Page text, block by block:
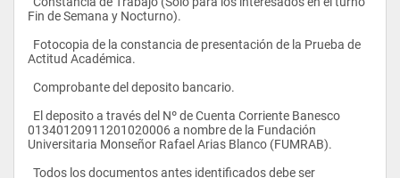
Fin de Semana y Nocturno).
Actitud Académica.
  Comprobante del deposito bancario.
01340120911201020006 a nombre de la Fundación
Universitaria Monseñor Rafael Arias Blanco (FUMRAB).